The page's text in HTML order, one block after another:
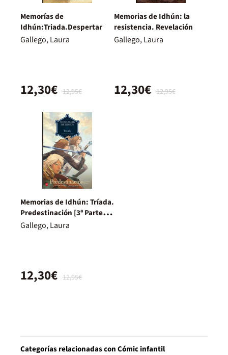
Memorías de
Idhún:Triada.Despertar
Gallego, Laura
12,95€
12,30€
Memorias de Idhún: la
resistencia. Revelación
Gallego, Laura
12,95€
12,30€
Memorias de Idhún: Tríada.
Predestinación [3ª Parte].
Cómic
Gallego, Laura
12,95€
12,30€
Categorías relacionadas con Cómic infantil